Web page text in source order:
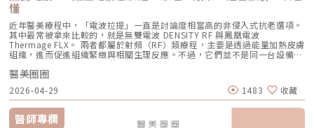
業醫師進行完整的膚況評估。透過精準的雷射療程規劃，為自己預約一個遠
離痘疤與油光的全新未來！
入療程本身，卻忽略術後照護的重要性，可能影響修復效果，甚至增加色素
沉澱風險。掌握以下三大原則，有助於穩定膚況並延續療程效果：1. 加強保
濕修護雷射或電波療程後，肌膚屏障暫時較為脆弱，容易出現乾燥與水分流
失。建議選擇成分單純、無香精與酒精的保濕與修護產品（如玻尿酸、神經
醯胺），協助維持肌膚修復所需的穩定環境。2. 落實防曬措施術後肌膚對紫
外線較為敏感，建議使用足夠防曬係數（如 SPF30–50 以上），並搭配帽
子、陽傘等物理性防曬，以降低色素沉澱的風險。3. 避免刺激性保養於恢復
期間內，應暫停使用酸類（如果酸、水楊酸）、A醇、去角質及高刺激性美
白產品。實際恢復時間會依療程種類與個人膚況不同，建議依照醫師指示逐
步恢復日常保養。毛孔粗大常見問題Q&A Q1：做完醫美，毛孔就可以「完
全消失」嗎？ 這是不切實際的期望喔！毛孔是皮膚正常的生理結構，不可
能完全消失不見。醫美療程的目標是讓變大、變形毛孔「縮小、變淺」，讓
肌膚在視覺上達到平滑、細緻的效果，也就是俗稱的「水煮蛋肌」狀態。
層；治療後覆蓋的人工皮則提供穩定、封閉式的修復環境，讓色素在代謝期
間被更完整地固定在表皮。當人工皮在回診時由專業人員取下，老化角質連
同部分色素會一併脫落，因此能呈現出「一撕即除」的改善效果。以冷卻保
護與機械式震動相結合的方式，讓斑點代謝更有感，也讓治療成果更直觀。
誰適合做 Reepot？讓你一眼就能找到自己的定位Reepot 特別適合以下肌
膚需求： 曬斑、雀斑、老人斑、顴骨母斑 膚色暗沉不均，看起來不夠乾淨
或偏敏感，不敢嘗試侵略性太高的治療Reepot AI時光雷射的效果：一次能
改善什麼？以下為臨床上常見改善情況（效果因個人皮膚而異）： 斑點淡
化明顯 膚色提亮、均勻度提升 老人斑變淡、邊界變柔和 妝感變乾淨，妝更
貼更亮 肌膚質地有細緻感Reepot 術後恢復期與照護指南Reepot 最大優勢
之一就是修復期短。常見反應淡淡泛紅：1–3 天斑點結痂／色素加深：3–7
天代謝期：1–2 週術前事項1. 治療部位若有傷口、感染或過敏發炎需等肌膚
肉改善、臉部線條變順、雙下巴或下半臉鬆垂感變少。如果你的困擾不是細
紋，而是「臉往下掉」、「輪廓線越來越模糊」、「拍照時下半臉變重」，
音波通常會比電波更貼近你的需求。不過音波也不是越深越好、越痛越有
效。不同部位需要不同探頭、不同深度與不同發數，醫師必須依照臉型、脂
肪厚度、骨架與皮膚狀況去規劃。打錯層次、能量過高或發數不合適，都可
能影響效果與安全性。電波、音波、傳統拉皮手術差異表 項目 電波拉提 音
波拉提 傳統拉皮手術 療程原理 使用RF射頻能量，透過熱能刺激膠原蛋白收
縮與新生 使用聚焦式超音波能量，將熱能聚焦到特定深度，刺激組織收縮
與膠原蛋白新生 透過外科手術方式，移除多餘皮膚，並重新拉提、固定鬆
弛組織 作用方向 偏向皮膚緊緻、細紋、膚質與鬆弛感改善 偏向深層支撐、
輪廓拉提、下顎線與嘴邊肉改善 偏向明顯鬆弛、下垂組織與多餘皮膚的結
構性改善 常見作用層次 真皮層、皮下組織，依儀器與能量設定不同 真皮
懂
近年醫美療程中，「電波拉提」一直是討論度相當高的非侵入式抗老選項。
其中最常被拿來比較的，就是無雙電波 DENSITY RF 與鳳凰電波
Thermage FLX。 兩者都屬於射頻（RF）類療程，主要是透過能量加熱皮膚
組織，進而促進組織緊緻與相關生理反應。不過，它們並不是同一台設備，
也不只是名稱不同而已。 簡單來說： 鳳凰電波較常被用於輪廓緊緻與拉提
需求，屬於單極射頻應用的代表療程； 無雙電波則為結合單極與雙極射頻
的複合式電波療程，常被用於同時兼顧緊緻與膚質改善。 根據原廠資料，
Thermage 為非侵入式射頻療程，可應用於肌膚緊緻與平滑需求；而
DENSITY 則採用單極與雙極射頻能量，可作用於不同皮膚層次。 這也是為
什麼許多人在選擇療程時會產生疑問： 我需要的是「輪廓拉提」，還是
「膚質細緻」？ 我適合鳳凰電波，還是無雙電波？ 兩者是否可以搭配施
醫美圈圈
2026-04-29 1483 收藏
醫師專欄